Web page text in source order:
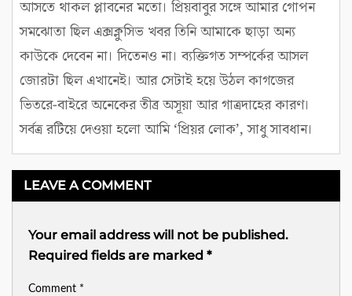
আসতে থাকল প্লাবনের মতো। প্রিয়বাবুর সঙ্গে আমার গোপন
সমঝোতা ছিল এক্সক্লুসিভ খবর তিনি আমাকে ছাড়া অন্য
কাউকে দেবেন না। দিতেনও না। ব্যক্তিগত সম্পর্কের আসল
জোরটা ছিল এখানেই। আর সেটাই হয়ে উঠল কাগজের
ভিতরে-বাইরে অনেকের তীব্র অসূয়া আর গাত্রদাহের কারণ।
সর্বত্র রটিয়ে দেওয়া হলো আমি ‘প্রিয়র লোক’, সাধু সাবধান।
LEAVE A COMMENT
Your email address will not be published.
Required fields are marked *
Comment *